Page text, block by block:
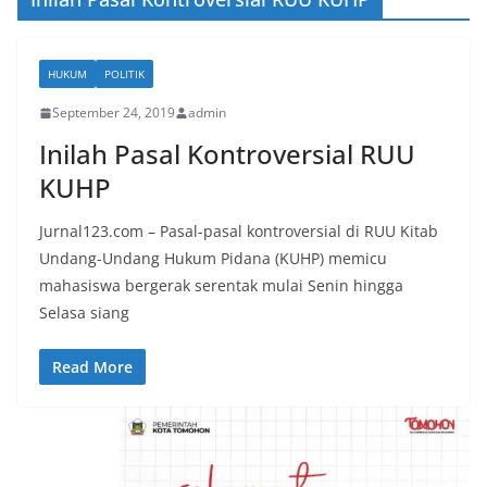
HUKUM POLITIK
September 24, 2019 admin
Inilah Pasal Kontroversial RUU
KUHP
Jurnal123.com – Pasal-pasal kontroversial di RUU Kitab
Undang-Undang Hukum Pidana (KUHP) memicu
mahasiswa bergerak serentak mulai Senin hingga
Selasa siang
Read More